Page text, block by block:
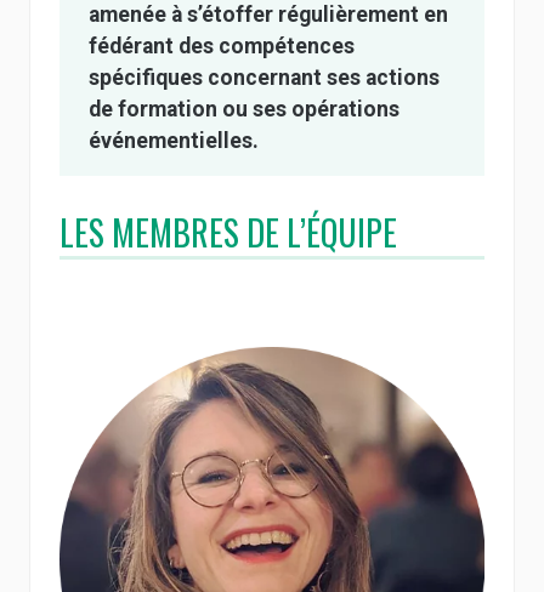
amenée à s’étoffer régulièrement en
fédérant des compétences
spécifiques concernant ses actions
de formation ou ses opérations
événementielles.
LES MEMBRES DE L’ÉQUIPE